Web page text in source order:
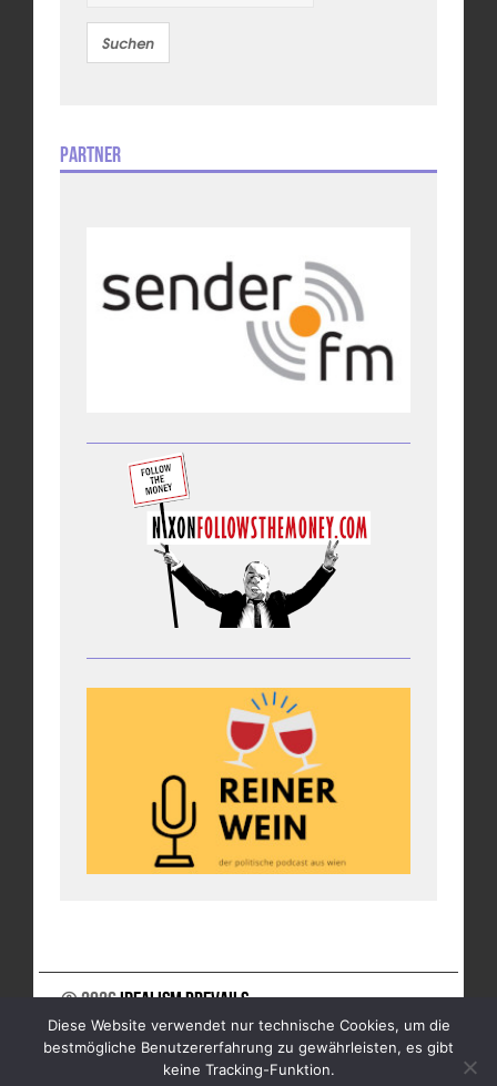
Partner
© 2026Idealism Prevails
UNTERSTÜTZE UNS
NEWSLETTER
IMPRESSUM
Diese Website verwendet nur technische Cookies, um die
bestmögliche Benutzererfahrung zu gewährleisten, es gibt
keine Tracking-Funktion.